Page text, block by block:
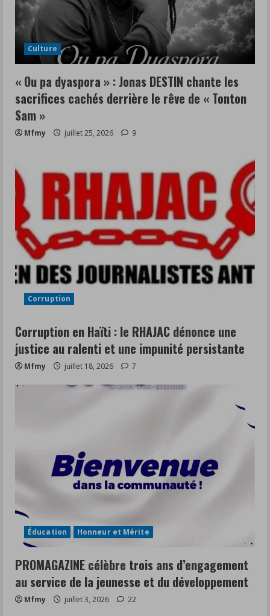
Culture
« Ou pa dyaspora » : Jonas DESTIN chante les
sacrifices cachés derrière le rêve de « Tonton
Sam »
Mfmy juillet 25, 2026 9
Corruption
Corruption en Haïti : le RHAJAC dénonce une
justice au ralenti et une impunité persistante
Mfmy juillet 18, 2026 7
Éducation Honneur et Mérite
PROMAGAZINE célèbre trois ans d’engagement
au service de la jeunesse et du développement
Mfmy juillet 3, 2026 22